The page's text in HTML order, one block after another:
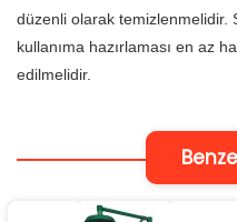
düzenli olarak temizlenmelidir.
kullanıma hazırlaması en az
edilmelidir.